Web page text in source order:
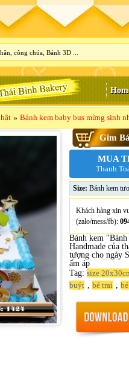
» Bánh kem baby bus mừng sinh
Gim
MUA
Thanh
Size: Bánh kem
Khách hàng xin
(zalo/mess/fb):
Bánh kem
Handmade của
tượng cho ngày
ấm áp
Tag: size
buýt
bé trai